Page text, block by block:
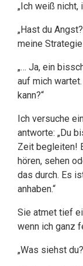
„Ich weiß nicht,
„Hast du
meine
„… Ja, ein
auf mich
kann?“
Ich versuche
antworte: „Du
Zeit begleiten!
hören, sehen
das durch. Es
anhaben.“
Sie atmet tief
wenn ich ganz
„Was siehst